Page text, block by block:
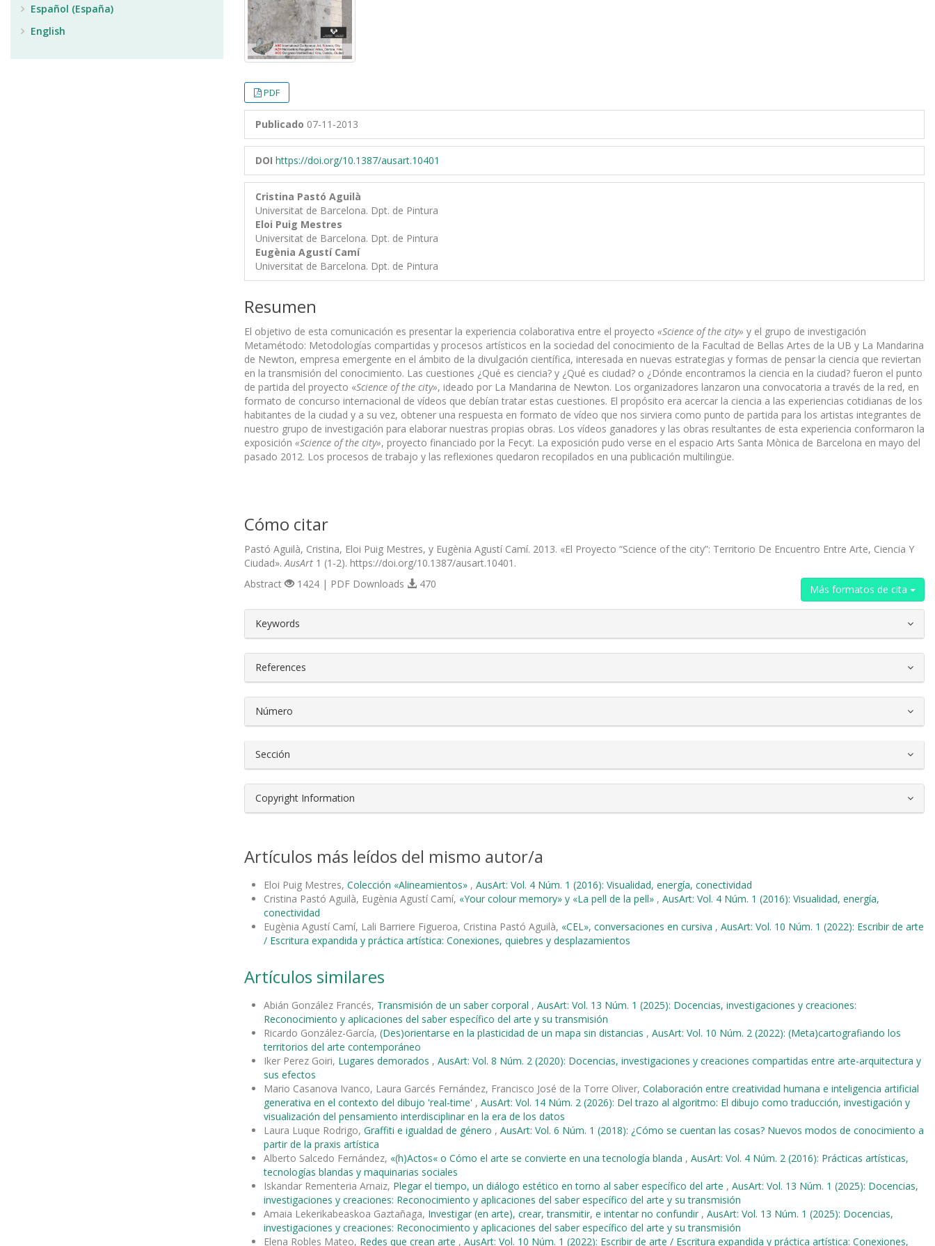
PDF
Publicado 07-11-2013
DOI https://doi.org/10.1387/ausart.10401
Cristina Pastó Aguilà
Universitat de Barcelona. Dpt. de Pintura
Eloi Puig Mestres
Universitat de Barcelona. Dpt. de Pintura
Eugènia Agustí Camí
Universitat de Barcelona. Dpt. de Pintura
Resumen
El objetivo de esta comunicación es presentar la experiencia colaborativa entre el proyecto «Science of the city» y el grupo de investigación
Metamétodo: Metodologías compartidas y procesos artísticos en la sociedad del conocimiento de la Facultad de Bellas Artes de la UB y La Mandarina
de Newton, empresa emergente en el ámbito de la divulgación científica, interesada en nuevas estrategias y formas de pensar la ciencia que reviertan
en la transmisión del conocimiento. Las cuestiones ¿Qué es ciencia? y ¿Qué es ciudad? o ¿Dónde encontramos la ciencia en la ciudad? fueron el punto
de partida del proyecto «Science of the city», ideado por La Mandarina de Newton. Los organizadores lanzaron una convocatoria a través de la red, en
formato de concurso inter­nacional de vídeos que debían tratar estas cuestiones. El propósito era acercar la ciencia a las experi­encias cotidianas de los
habitantes de la ciudad y a su vez, obtener una respuesta en formato de vídeo que nos sirviera como punto de partida para los artistas integrantes de
nuestro grupo de investigación para elaborar nuestras propias obras. Los vídeos ganadores y las obras resultantes de esta experiencia conformaron la
exposición «Science of the city», proyecto financiado por la Fecyt. La exposición pudo verse en el espacio Arts Santa Mònica de Barcelona en mayo del
pasado 2012. Los procesos de trabajo y las reflexiones quedaron recopilados en una publicación multilingüe.
Cómo citar
Pastó Aguilà, Cristina, Eloi Puig Mestres, y Eugènia Agustí Camí. 2013. «El Proyecto “Science of the city”: Territorio De Encuentro Entre Arte, Ciencia Y
Ciudad».AusArt 1 (1-2). https://doi.org/10.1387/ausart.10401.
Más formatos de cita
Abstract 1424 | PDF Downloads 470
##plugins.themes.bootstrap3.article.details##
Keywords
References
Número
Sección
Copyright Information
Artículos más leídos del mismo autor/a
Eloi Puig Mestres, Colección «Alineamientos» , AusArt: Vol. 4 Núm. 1 (2016): Visualidad, energía, conectividad
Cristina Pastó Aguilà, Eugènia Agustí Camí, «Your colour memory» y «La pell de la pell» , AusArt: Vol. 4 Núm. 1 (2016): Visualidad, energía,
conectividad
Eugènia Agustí Camí, Lali Barriere Figueroa, Cristina Pastó Aguilà, «CEL», conversaciones en cursiva , AusArt: Vol. 10 Núm. 1 (2022): Escribir de arte
/ Escritura expandida y práctica artística: Conexiones, quiebres y desplazamientos
Artículos similares
Abián González Francés, Transmisión de un saber corporal , AusArt: Vol. 13 Núm. 1 (2025): Docencias, investigaciones y creaciones:
Reconocimiento y aplicaciones del saber específico del arte y su transmisión
Ricardo González-García, (Des)orientarse en la plasticidad de un mapa sin distancias , AusArt: Vol. 10 Núm. 2 (2022): (Meta)cartografiando los
territorios del arte contemporáneo
Iker Perez Goiri, Lugares demorados , AusArt: Vol. 8 Núm. 2 (2020): Docencias, investigaciones y creaciones compartidas entre arte-arquitectura y
sus efectos
Mario Casanova Ivanco, Laura Garcés Fernández, Francisco José de la Torre Oliver, Colaboración entre creatividad humana e inteligencia artificial
generativa en el contexto del dibujo 'real-time' , AusArt: Vol. 14 Núm. 2 (2026): Del trazo al algoritmo: El dibujo como traducción, investigación y
visualización del pensamiento interdisciplinar en la era de los datos
Laura Luque Rodrigo, Graffiti e igualdad de género , AusArt: Vol. 6 Núm. 1 (2018): ¿Cómo se cuentan las cosas? Nuevos modos de conocimiento a
partir de la praxis artística
Alberto Salcedo Fernández, «(h)Actos« o Cómo el arte se convierte en una tecnología blanda , AusArt: Vol. 4 Núm. 2 (2016): Prácticas artísticas,
tecnologías blandas y maquinarias sociales
Iskandar Rementeria Arnaiz, Plegar el tiempo, un diálogo estético en torno al saber específico del arte , AusArt: Vol. 13 Núm. 1 (2025): Docencias,
investigaciones y creaciones: Reconocimiento y aplicaciones del saber específico del arte y su transmisión
Amaia Lekerikabeaskoa Gaztañaga, Investigar (en arte), crear, transmitir, e intentar no confundir , AusArt: Vol. 13 Núm. 1 (2025): Docencias,
investigaciones y creaciones: Reconocimiento y aplicaciones del saber específico del arte y su transmisión
Elena Robles Mateo, Redes que crean arte , AusArt: Vol. 10 Núm. 1 (2022): Escribir de arte / Escritura expandida y práctica artística: Conexiones,
Español (España)
English